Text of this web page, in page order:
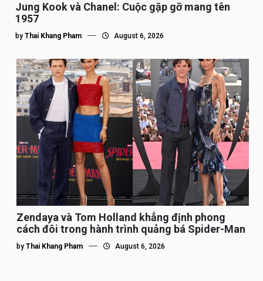
Jung Kook và Chanel: Cuộc gặp gỡ mang tên
1957
by Thai Khang Pham August 6, 2026
Zendaya và Tom Holland khẳng định phong
cách đôi trong hành trình quảng bá Spider-Man
by Thai Khang Pham August 6, 2026